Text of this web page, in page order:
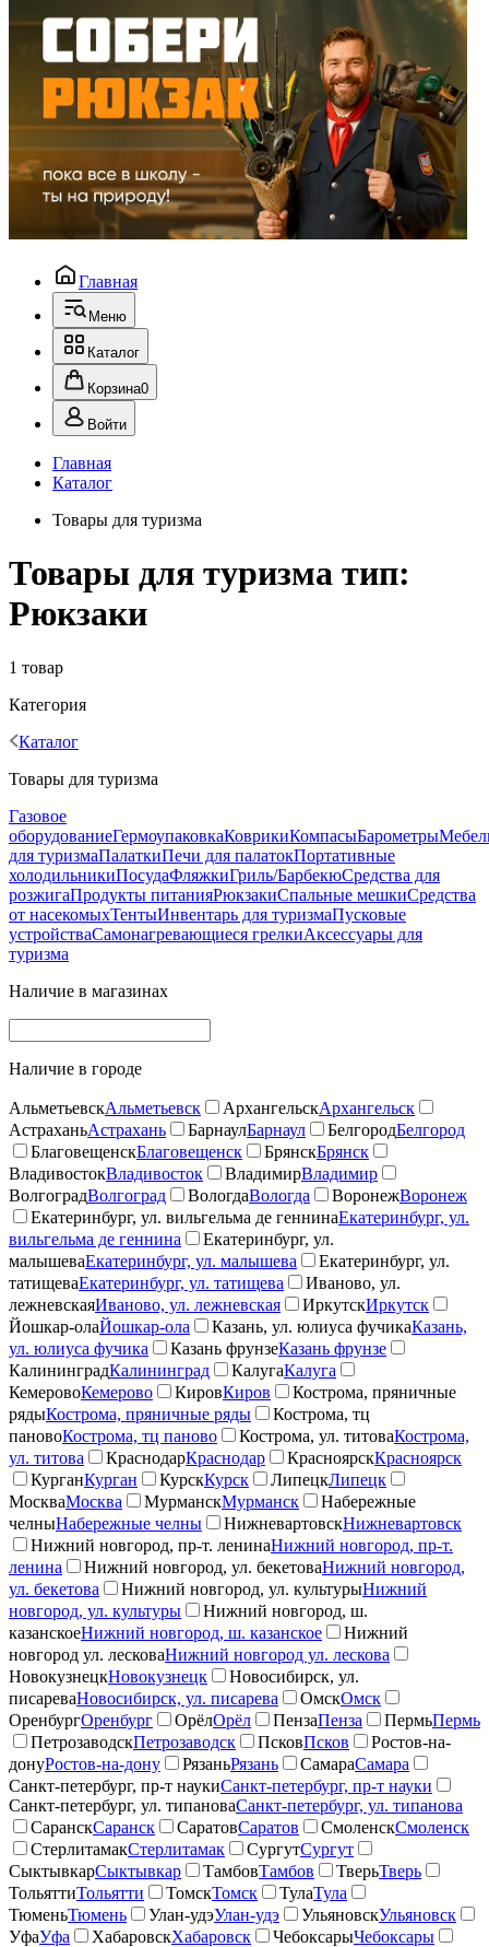
Главная
Меню
Каталог
Корзина0
Войти
Главная
Каталог
Товары для туризма
Товары для туризма тип:
Рюкзаки
1 товар
Категория
Каталог
Товары для туризма
Газовое
оборудованиеГермоупаковкаКоврикиКомпасыБарометры
для туризмаПалаткиПечи для палатокПортативные
холодильникиПосудаФляжкиГриль/БарбекюСредства для
розжигаПродукты питанияРюкзакиСпальные мешкиСредства
от насекомыхТентыИнвентарь для туризмаПусковые
устройстваСамонагревающиеся грелкиАксессуары для
туризма
Наличие в магазинах
Наличие в городе
АльметьевскАльметьевск АрхангельскАрхангельск
АстраханьАстрахань БарнаулБарнаул БелгородБелгород
БлаговещенскБлаговещенск БрянскБрянск
ВладивостокВладивосток ВладимирВладимир
ВолгоградВолгоград ВологдаВологда ВоронежВоронеж
Екатеринбург, ул. вильгельма де геннинаЕкатеринбург, ул.
вильгельма де геннина
Екатеринбург, ул.
малышеваЕкатеринбург, ул. малышева
Екатеринбург, ул.
татищеваЕкатеринбург, ул. татищева
Иваново, ул.
лежневскаяИваново, ул. лежневская ИркутскИркутск
Йошкар-олаЙошкар-ола Казань, ул. юлиуса фучикаКазань,
ул. юлиуса фучика
Казань фрунзеКазань фрунзе
КалининградКалининград КалугаКалуга
КемеровоКемерово КировКиров
Кострома, пряничные
рядыКострома, пряничные ряды
Кострома, тц
пановоКострома, тц паново Кострома, ул. титоваКострома,
ул. титова
КраснодарКраснодар КрасноярскКрасноярск
КурганКурган КурскКурск ЛипецкЛипецк
МоскваМосква МурманскМурманск
Набережные
челныНабережные челны НижневартовскНижневартовск
Нижний новгород, пр-т. ленинаНижний новгород, пр-т.
ленина
Нижний новгород, ул. бекетоваНижний новгород,
ул. бекетова
Нижний новгород, ул. культурыНижний
новгород, ул. культуры
Нижний новгород, ш.
казанскоеНижний новгород, ш. казанское
Нижний
новгород ул. лесковаНижний новгород ул. лескова
НовокузнецкНовокузнецк
Новосибирск, ул.
писареваНовосибирск, ул. писарева ОмскОмск
ОренбургОренбург ОрёлОрёл ПензаПенза ПермьПермь
ПетрозаводскПетрозаводск ПсковПсков
Ростов-на-
донуРостов-на-дону РязаньРязань СамараСамара
Санкт-петербург, пр-т наукиСанкт-петербург, пр-т науки
Санкт-петербург, ул. типановаСанкт-петербург, ул. типанова
СаранскСаранск СаратовСаратов СмоленскСмоленск
СтерлитамакСтерлитамак СургутСургут
СыктывкарСыктывкар ТамбовТамбов ТверьТверь
ТольяттиТольятти ТомскТомск ТулаТула
ТюменьТюмень Улан-удэУлан-удэ УльяновскУльяновск
УфаУфа ХабаровскХабаровск ЧебоксарыЧебоксары